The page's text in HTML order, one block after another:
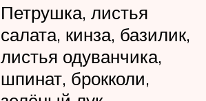
Петрушка, листья
салата, кинза, базилик,
листья одуванчика,
шпинат, брокколи,